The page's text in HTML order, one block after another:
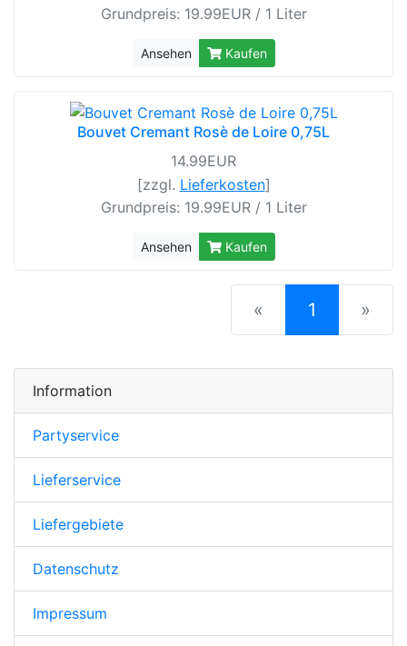
Grundpreis: 19.99EUR / 1 Liter
Ansehen Kaufen
Bouvet Cremant Rosè de Loire 0,75L
14.99EUR
[zzgl. Lieferkosten]
Grundpreis: 19.99EUR / 1 Liter
Ansehen Kaufen
« 1 (current)
»
Information
Partyservice
Lieferservice
Liefergebiete
Datenschutz
Impressum